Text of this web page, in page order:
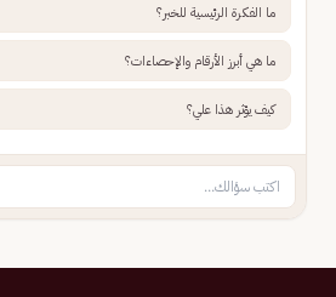
ما الفكرة الرئيسية للخبر؟
ما هي أبرز الأرقام والإحصاءات؟
كيف يؤثر هذا علي؟